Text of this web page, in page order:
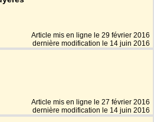
Article mis en ligne le 29 février 2016
dernière modification le 14 juin 2016
Article mis en ligne le 27 février 2016
dernière modification le 14 juin 2016